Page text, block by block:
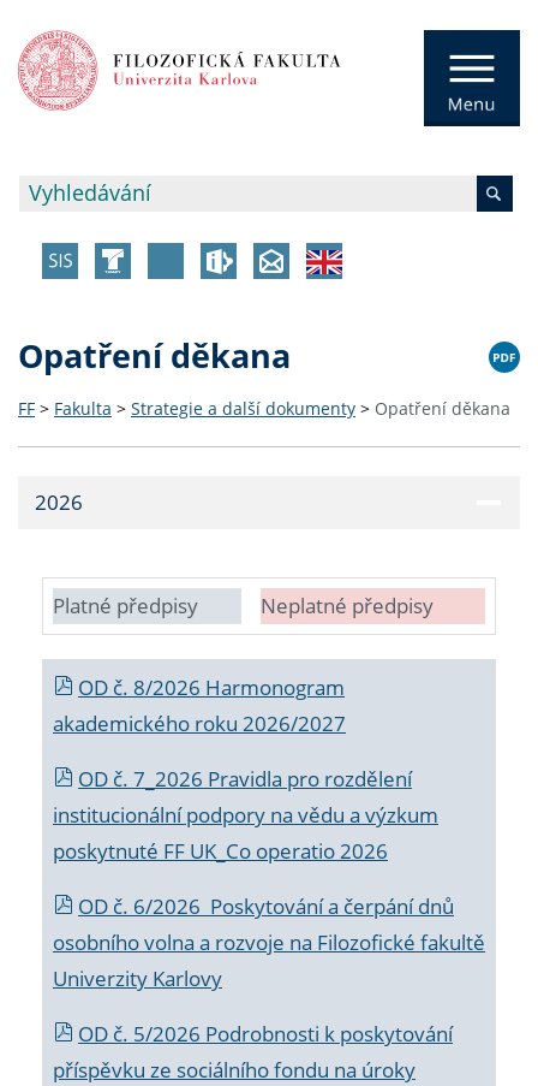
Opatření děkana
FF > Fakulta > Strategie a další dokumenty > Opatření děkana
2026
Platné předpisy Neplatné předpisy
OD č. 8/2026 Harmonogram
akademického roku 2026/2027
OD č. 7_2026 Pravidla pro rozdělení
institucionální podpory na vědu a výzkum
poskytnuté FF UK_Co operatio 2026
OD č. 6/2026 Poskytování a čerpání dnů
osobního volna a rozvoje na Filozofické fakultě
Univerzity Karlovy
OD č. 5/2026 Podrobnosti k poskytování
příspěvku ze sociálního fondu na úroky